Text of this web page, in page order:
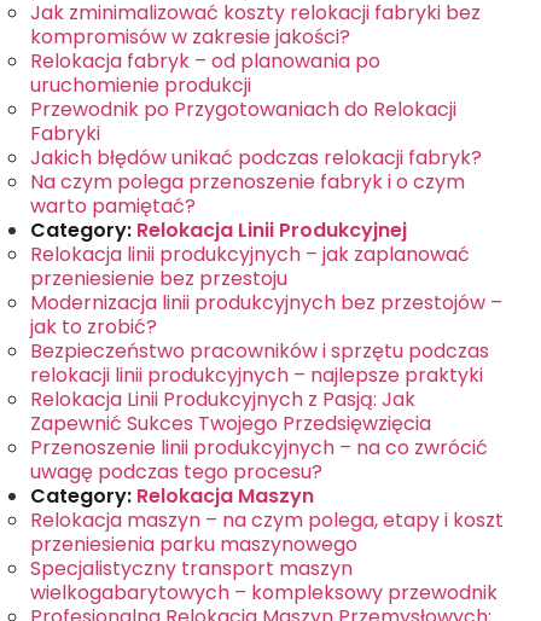
Jak zminimalizować koszty relokacji fabryki bez
kompromisów w zakresie jakości?
Relokacja fabryk – od planowania po
uruchomienie produkcji
Przewodnik po Przygotowaniach do Relokacji
Fabryki
Jakich błędów unikać podczas relokacji fabryk?
Na czym polega przenoszenie fabryk i o czym
warto pamiętać?
Category: Relokacja Linii Produkcyjnej
Relokacja linii produkcyjnych – jak zaplanować
przeniesienie bez przestoju
Modernizacja linii produkcyjnych bez przestojów –
jak to zrobić?
Bezpieczeństwo pracowników i sprzętu podczas
relokacji linii produkcyjnych – najlepsze praktyki
Relokacja Linii Produkcyjnych z Pasją: Jak
Zapewnić Sukces Twojego Przedsięwzięcia
Przenoszenie linii produkcyjnych – na co zwrócić
uwagę podczas tego procesu?
Category: Relokacja Maszyn
Relokacja maszyn – na czym polega, etapy i koszt
przeniesienia parku maszynowego
Specjalistyczny transport maszyn
wielkogabarytowych – kompleksowy przewodnik